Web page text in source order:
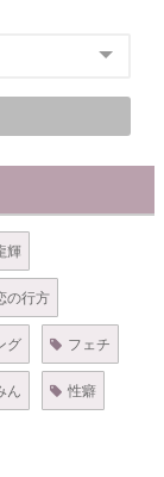
輝
の行方
グ フェチ
ん 性癖